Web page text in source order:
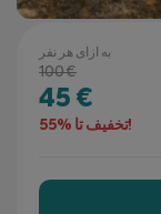
به ازای هر نفر
100 €
45 €
تخفیف تا %55!